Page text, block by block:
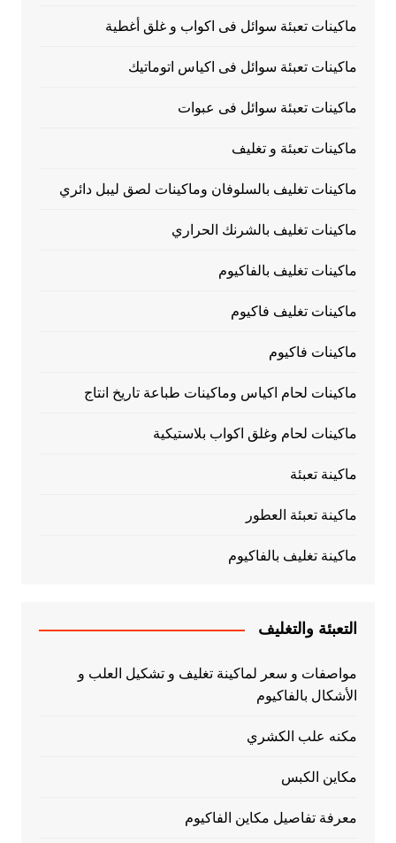
ماكينات تعبئة سوائل فى اكواب و غلق أغطية
ماكينات تعبئة سوائل فى اكياس اتوماتيك
ماكينات تعبئة سوائل فى عبوات
ماكينات تعبئة و تغليف
ماكينات تغليف بالسلوفان وماكينات لصق ليبل دائري
ماكينات تغليف بالشرنك الحراري
ماكينات تغليف بالفاكيوم
ماكينات تغليف فاكيوم
ماكينات فاكيوم
ماكينات لحام اكياس وماكينات طباعة تاريخ انتاج
ماكينات لحام وغلق اكواب بلاستيكية
ماكينة تعبئة
ماكينة تعبئة العطور
ماكينة تغليف بالفاكيوم
التعبئة والتغليف
مواصفات و سعر لماكينة تغليف و تشكيل العلب و
الأشكال بالفاكيوم
مكنه علب الكشري
مكاين الكبس
معرفة تفاصيل مكاين الفاكيوم